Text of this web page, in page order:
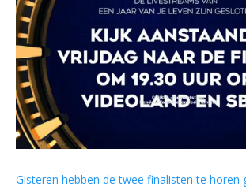
Gisteren hebben de twee finalisten te horen